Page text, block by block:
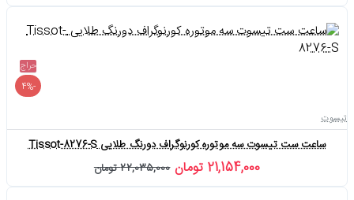
حراج
-4%
تیسوت
ساعت ست تیسوت سه موتوره کورنوگراف دورنگ طلایی Tissot-8276-S
21,154,000 تومان 22,035,000 تومان